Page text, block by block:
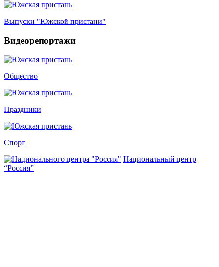
Выпуски "Южской пристани"
Видеорепортажи
Общество
Праздники
Спорт
Национальный центр
“Россия”